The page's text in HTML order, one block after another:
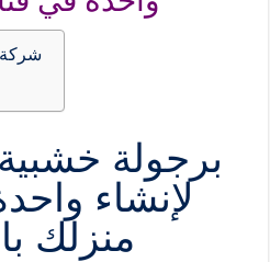
شركة
برجولة
لإنشاء
منزلك